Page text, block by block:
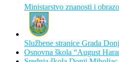
Ministarstvo znanosti i
Službene stranice Grada
Osnovna škola “August